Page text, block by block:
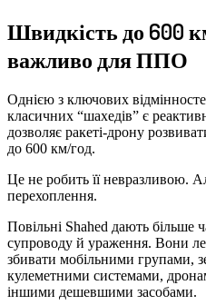
Швидкість до 600
важливо для ППО
Однією з ключових
класичних “шахедів” є
дозволяє ракеті-дрону
до 600 км/год.
Це не робить її невразливою.
перехоплення.
Повільні Shahed дають більше
супроводу й ураження. Вони
збивати мобільними групами,
кулеметними системами,
іншими дешевшими засобами.